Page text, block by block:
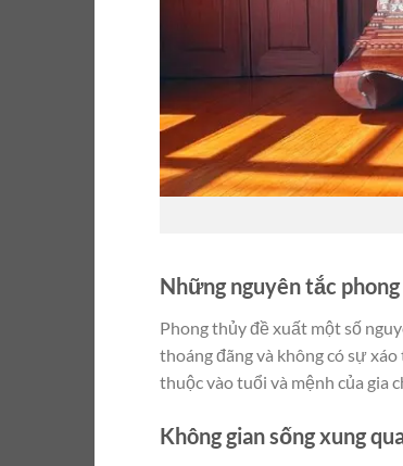
Những nguyên tắc
Phong thủy đề xuất một số
thoáng đãng và không có sự
thuộc vào tuổi và mệnh của gia
Không gian sống xung